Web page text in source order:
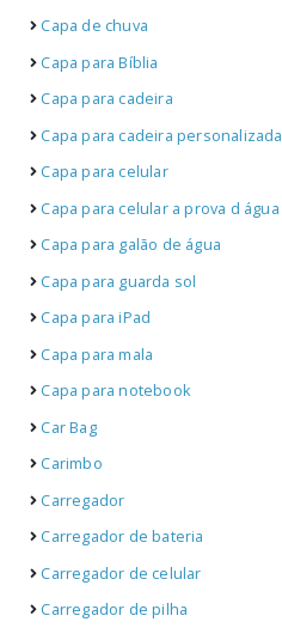
Capa de chuva
Capa para Bíblia
Capa para cadeira
Capa para cadeira personalizada
Capa para celular
Capa para celular a prova d água
Capa para galão de água
Capa para guarda sol
Capa para iPad
Capa para mala
Capa para notebook
Car Bag
Carimbo
Carregador
Carregador de bateria
Carregador de celular
Carregador de pilha